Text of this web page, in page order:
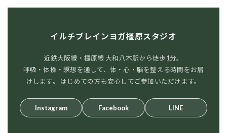
イルチブレインヨガ橿原スタジオ
近鉄大阪線・橿原線 大和八木駅から徒歩1分。
呼吸・体操・瞑想を通して、体・心・脳を整える時間をお届
けします。 はじめての方も安心してご参加いただけます。
Instagram Facebook LINE